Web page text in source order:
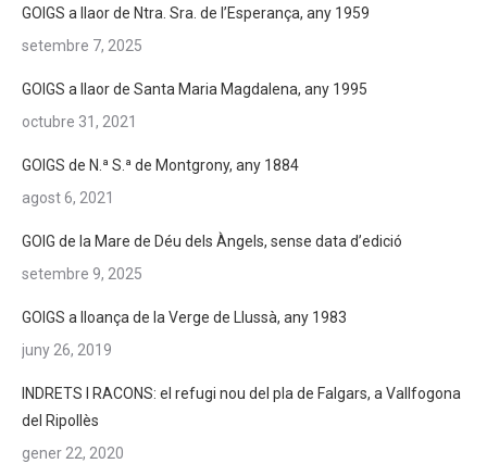
GOIGS a llaor de Ntra. Sra. de l’Esperança, any 1959
setembre 7, 2025
GOIGS a llaor de Santa Maria Magdalena, any 1995
octubre 31, 2021
GOIGS de N.ª S.ª de Montgrony, any 1884
agost 6, 2021
GOIG de la Mare de Déu dels Àngels, sense data d’edició
setembre 9, 2025
GOIGS a lloança de la Verge de Llussà, any 1983
juny 26, 2019
INDRETS I RACONS: el refugi nou del pla de Falgars, a Vallfogona
del Ripollès
gener 22, 2020